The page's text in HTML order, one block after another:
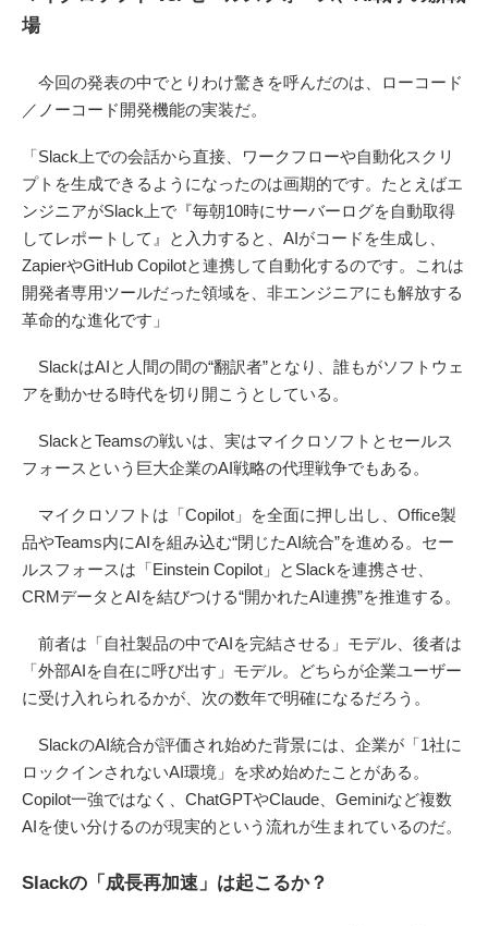
場
今回の発表の中でとりわけ驚きを呼んだのは、ローコード
／ノーコード開発機能の実装だ。
「Slack上での会話から直接、ワークフローや自動化スクリ
プトを生成できるようになったのは画期的です。たとえばエ
ンジニアがSlack上で『毎朝10時にサーバーログを自動取得
してレポートして』と入力すると、AIがコードを生成し、
ZapierやGitHub Copilotと連携して自動化するのです。これは
開発者専用ツールだった領域を、非エンジニアにも解放する
革命的な進化です」
SlackはAIと人間の間の“翻訳者”となり、誰もがソフトウェ
アを動かせる時代を切り開こうとしている。
SlackとTeamsの戦いは、実はマイクロソフトとセールス
フォースという巨大企業のAI戦略の代理戦争でもある。
マイクロソフトは「Copilot」を全面に押し出し、Office製
品やTeams内にAIを組み込む“閉じたAI統合”を進める。セー
ルスフォースは「Einstein Copilot」とSlackを連携させ、
CRMデータとAIを結びつける“開かれたAI連携”を推進する。
前者は「自社製品の中でAIを完結させる」モデル、後者は
「外部AIを自在に呼び出す」モデル。どちらが企業ユーザー
に受け入れられるかが、次の数年で明確になるだろう。
SlackのAI統合が評価され始めた背景には、企業が「1社に
ロックインされないAI環境」を求め始めたことがある。
Copilot一強ではなく、ChatGPTやClaude、Geminiなど複数
AIを使い分けるのが現実的という流れが生まれているのだ。
Slackの「成長再加速」は起こるか？